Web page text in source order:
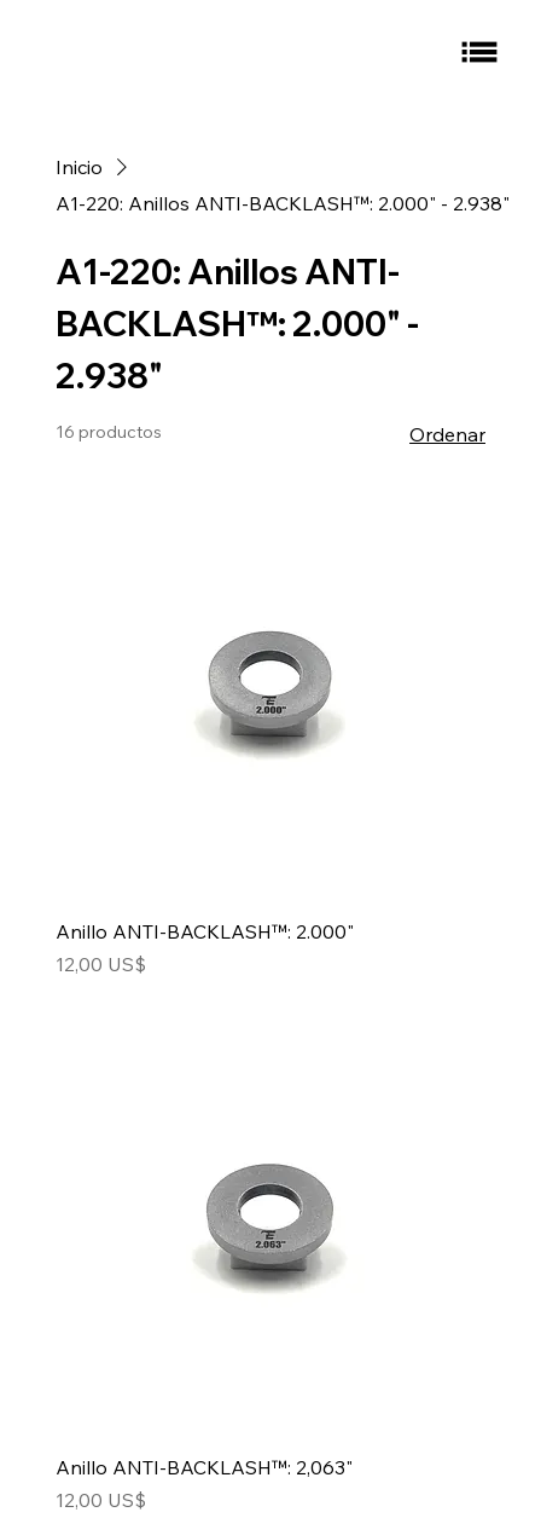
Inicio
A1-220: Anillos ANTI-BACKLASH™: 2.000" - 2.938"
A1-220: Anillos ANTI-
BACKLASH™: 2.000" -
2.938"
16 productos Ordenar
Anillo ANTI-BACKLASH™: 2.000"
Precio
12,00 US$
Anillo ANTI-BACKLASH™: 2,063"
Precio
12,00 US$